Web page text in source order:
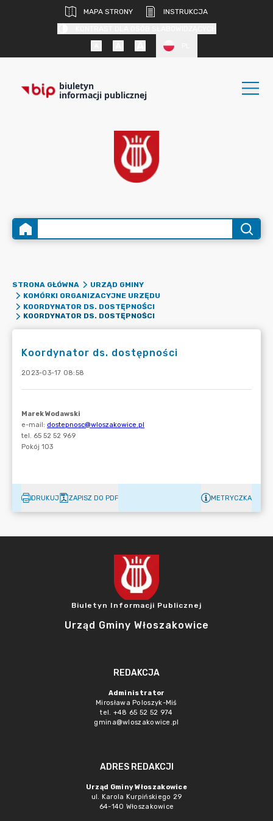
MAPA STRONY
INSTRUKCJA
biuletyn
informacji publicznej
STRONA GŁÓWNA
URZĄD GMINY
KOMÓRKI ORGANIZACYJNE URZĘDU
KOORDYNATOR DS. DOSTĘPNOŚCI
KOORDYNATOR DS. DOSTĘPNOŚCI
Koordynator ds. dostępności
2023-03-17 08:58
DRUKUJ ZAPISZ DO PDF METRYCZKA
Biuletyn Informacji Publicznej
Urząd Gminy Włoszakowice
REDAKCJA
Administrator
Mirosława Poloszyk-Miś
tel. +48 65 52 52 974
gmina@wloszakowice.pl
ADRES REDAKCJI
Urząd Gminy Włoszakowice
ul. Karola Kurpińskiego 29
64-140 Włoszakowice